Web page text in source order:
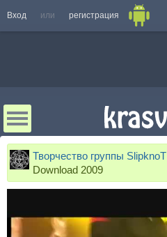
Вход или регистрация
Творчество группы SlipknoT
Download 2009